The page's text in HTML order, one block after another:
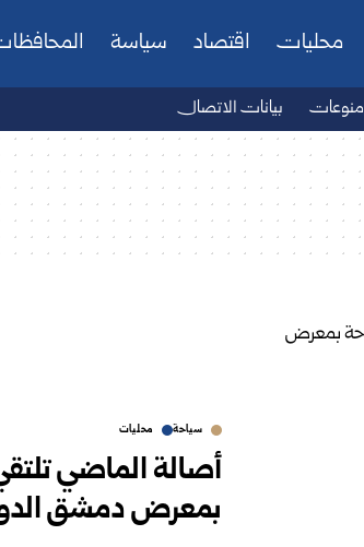
محليات اقتصاد سياسة
منوعات بيانات الاتصال
سياحة محليات
أصالة الماضي
بمعرض دمشق